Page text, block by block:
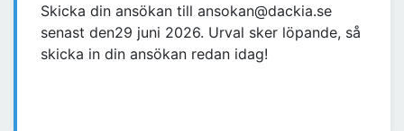
Skicka din ansökan till ansokan@dackia.se
senast den29 juni 2026. Urval sker löpande, så
skicka in din ansökan redan idag!